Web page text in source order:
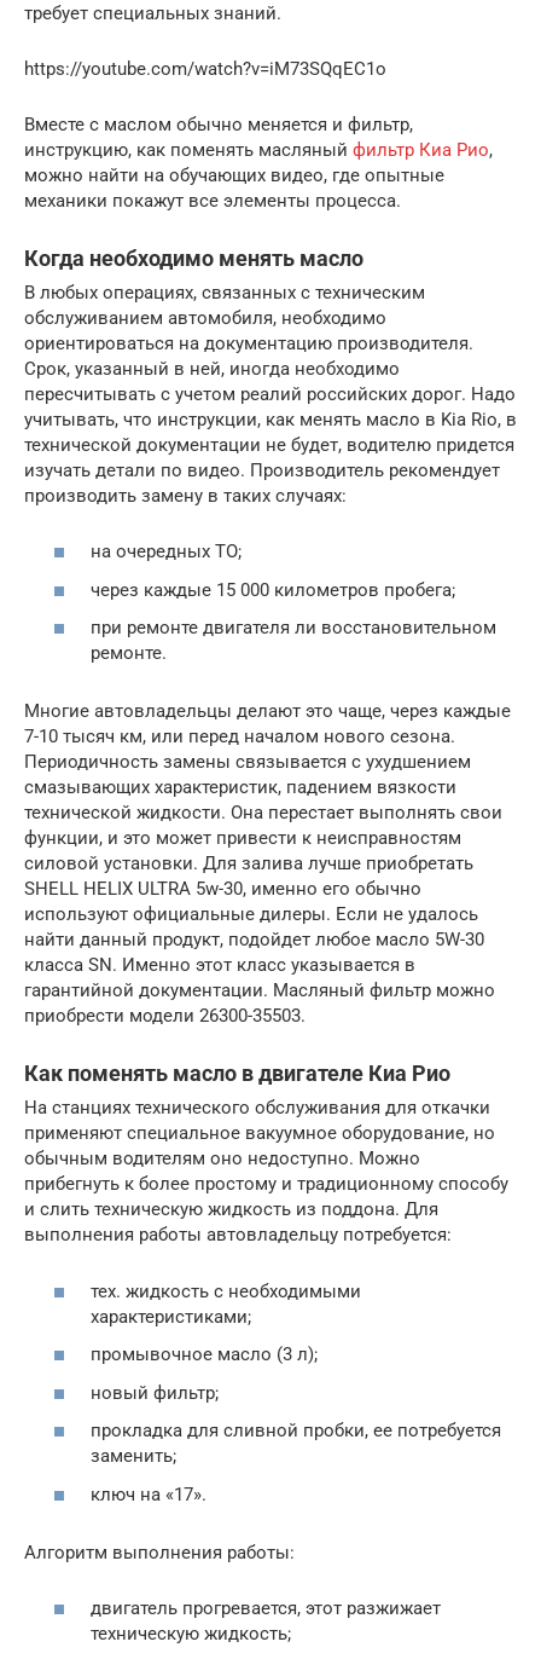
требует специальных знаний.
https://youtube.com/watch?v=iM73SQqEC1o
Вместе с маслом обычно меняется и фильтр,
инструкцию, как поменять масляный фильтр Киа Рио,
можно найти на обучающих видео, где опытные
механики покажут все элементы процесса.
Когда необходимо менять масло
В любых операциях, связанных с техническим
обслуживанием автомобиля, необходимо
ориентироваться на документацию производителя.
Срок, указанный в ней, иногда необходимо
пересчитывать с учетом реалий российских дорог. Надо
учитывать, что инструкции, как менять масло в Kia Rio, в
технической документации не будет, водителю придется
изучать детали по видео. Производитель рекомендует
производить замену в таких случаях:
на очередных ТО;
через каждые 15 000 километров пробега;
при ремонте двигателя ли восстановительном
ремонте.
Многие автовладельцы делают это чаще, через каждые
7-10 тысяч км, или перед началом нового сезона.
Периодичность замены связывается с ухудшением
смазывающих характеристик, падением вязкости
технической жидкости. Она перестает выполнять свои
функции, и это может привести к неисправностям
силовой установки. Для залива лучше приобретать
SHELL HELIX ULTRA 5w-30, именно его обычно
используют официальные дилеры. Если не удалось
найти данный продукт, подойдет любое масло 5W-30
класса SN. Именно этот класс указывается в
гарантийной документации. Масляный фильтр можно
приобрести модели 26300-35503.
Как поменять масло в двигателе Киа Рио
На станциях технического обслуживания для откачки
применяют специальное вакуумное оборудование, но
обычным водителям оно недоступно. Можно
прибегнуть к более простому и традиционному способу
и слить техническую жидкость из поддона. Для
выполнения работы автовладельцу потребуется:
тех. жидкость с необходимыми
характеристиками;
промывочное масло (3 л);
новый фильтр;
прокладка для сливной пробки, ее потребуется
заменить;
ключ на «17».
Алгоритм выполнения работы:
двигатель прогревается, этот разжижает
техническую жидкость;